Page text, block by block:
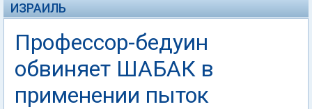
ИЗРАИЛЬ
Профессор-бедуин
обвиняет ШАБАК в
применении пыток